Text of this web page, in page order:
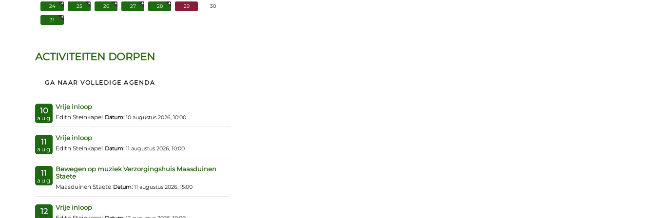
24 25 26 27 28 29 30
31
ACTIVITEITEN DORPEN
GA NAAR VOLLEDIGE AGENDA
10
aug
Vrije inloop
Edith Steinkapel Datum: 10 augustus 2026, 10:00
11
aug
Vrije inloop
Edith Steinkapel Datum: 11 augustus 2026, 10:00
11
aug
Bewegen op muziek Verzorgingshuis Maasduinen
Staete
Maasduinen Staete Datum: 11 augustus 2026, 15:00
12 Vrije inloop